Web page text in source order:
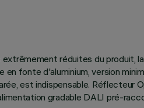
réduites du produit,
fonte d'aluminium, version
est indispensable. Réflecteur
gradable DALI pré-